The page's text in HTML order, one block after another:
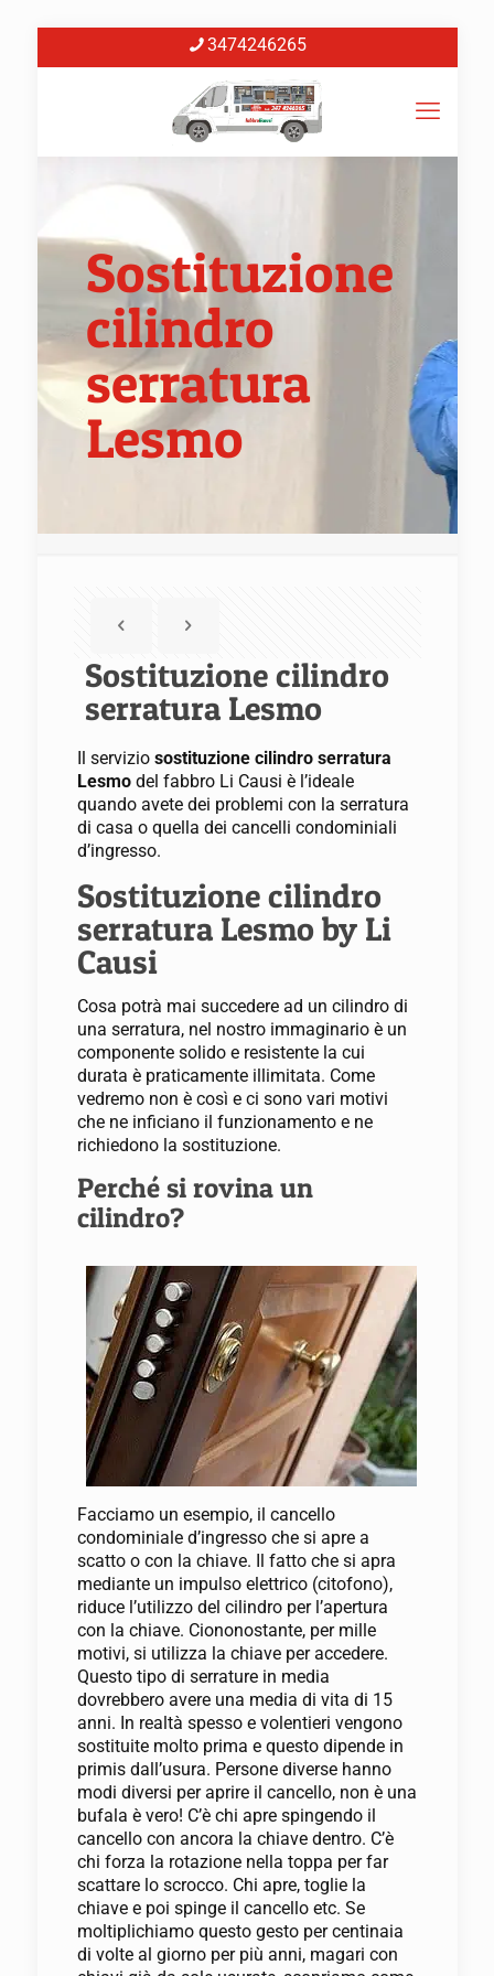
3474246265
Sostituzione
cilindro
serratura
Lesmo
Sostituzione cilindro
serratura Lesmo
Il servizio sostituzione cilindro serratura
Lesmodel fabbro Li Causi è l’ideale
quando avete dei problemi con la serratura
di casa o quella dei cancelli condominiali
d’ingresso.
Sostituzione cilindro
serratura Lesmo by Li
Causi
Cosa potrà mai succedere ad un cilindro di
una serratura, nel nostro immaginario è un
componente solido e resistente la cui
durata è praticamente illimitata. Come
vedremo non è così e ci sono vari motivi
che ne inficiano il funzionamento e ne
richiedono la sostituzione.
Perché si rovina un
cilindro?
Facciamo un esempio, il cancello
condominiale d’ingresso che si apre a
scatto o con la chiave. Il fatto che si apra
mediante un impulso elettrico (citofono),
riduce l’utilizzo del cilindro per l’apertura
con la chiave. Ciononostante, per mille
motivi, si utilizza la chiave per accedere.
Questo tipo di serrature in media
dovrebbero avere una media di vita di 15
anni. In realtà spesso e volentieri vengono
sostituite molto prima e questo dipende in
primis dall’usura. Persone diverse hanno
modi diversi per aprire il cancello, non è una
bufala è vero! C’è chi apre spingendo il
cancello con ancora la chiave dentro. C’è
chi forza la rotazione nella toppa per far
scattare lo scrocco. Chi apre, toglie la
chiave e poi spinge il cancello etc. Se
moltiplichiamo questo gesto per centinaia
di volte al giorno per più anni, magari con